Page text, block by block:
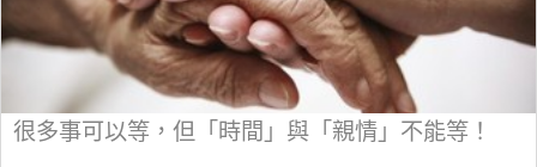
很多事可以等，但「時間」與「親情」不能等！